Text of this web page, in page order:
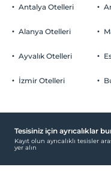
Odalar
2 yaşına kadar olan
Antalya Otelleri
Alanya Otelleri
Ayvalık Otelleri
İzmir Otelleri
Tesisiniz için ayrıcalıklar
Kayıt olun ayrıcalıklı tesisler
yer alın